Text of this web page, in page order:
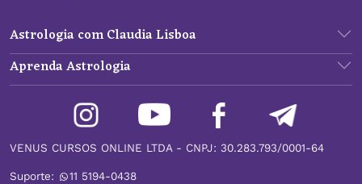
Astrologia com Claudia Lisboa
Aprenda Astrologia
VENUS CURSOS ONLINE LTDA - CNPJ: 30.283.793/0001-64
Suporte: 11 5194-0438